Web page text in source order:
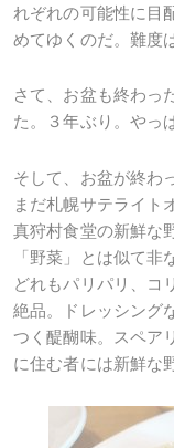
れぞれの可能性に目
めてゆくのだ。難度
さて、お盆も終わっ
た。３年ぶり。やっ
そして、お盆が終わ
まだ札幌サテライト
真狩村食堂の新鮮な
「野菜」とは似て非
どれもパリパリ、コ
絶品。ドレッシング
つく醍醐味。スペア
に住む者には新鮮な